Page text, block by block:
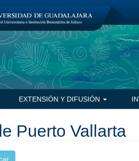
EXTENSIÓN Y DIFUSIÓN
Puerto Vallarta